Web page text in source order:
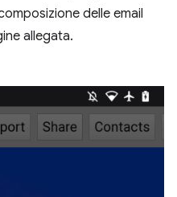
delle email
allegata.